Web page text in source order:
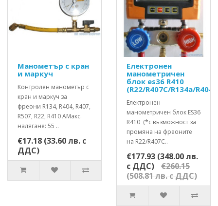
Манометър с кран
и маркуч
Контролен манометър с
кран и маркуч за
фреони R134, R404, R407,
R507, R22, R410 AМакс.
налягане: 55 ..
€17.18 (33.60 лв. с
ДДС)
Електронен
манометричен
блок es36 R410
(R22/R407C/R134a/
Електронен
манометричен блок ES36
R410 (*с възможност за
промяна на фреоните
на R22/R407C..
€177.93 (348.00 лв.
с ДДС)
€260.15
(508.81 лв. с ДДС)